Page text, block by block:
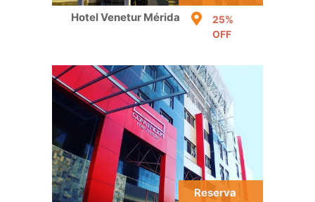
Hotel Venetur Mérida
25%
OFF
Reserva